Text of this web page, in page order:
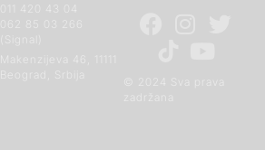
© 2024 Sva prava
011 420 43 04
Makenzijeva 46, 11111